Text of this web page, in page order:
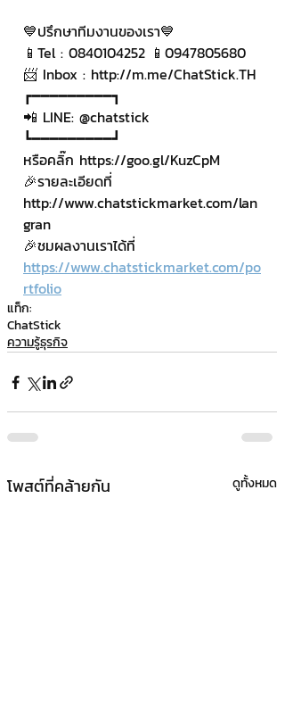
💙ปรึกษาทีมงานของเรา💙
📱Tel : 0840104252 📱0947805680
📨 Inbox : http://m.me/ChatStick.TH
┏━━━━━━━━━┓
📲 LINE: @chatstick
┗━━━━━━━━━┛
หรือคลิ๊ก https://goo.gl/KuzCpM
🎉รายละเอียดที่
http://www.chatstickmarket.com/lan
gran
🎉ชมผลงานเราได้ที่
https://www.chatstickmarket.com/po
rtfolio
แท็ก:
ChatStick
ความรู้ธุรกิจ
โพสต์ที่คล้ายกัน ดูทั้งหมด